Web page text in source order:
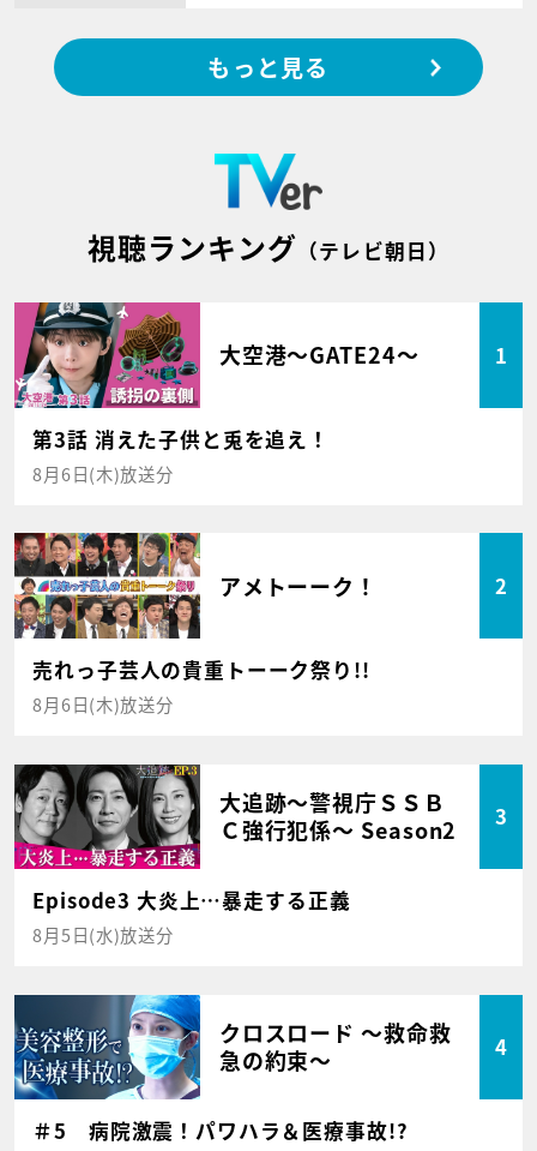
もっと見る
視聴ランキング （テレビ朝日）
大空港～GATE24～ 1
第3話 消えた子供と兎を追え！
8月6日(木)放送分
アメトーーク！ 2
売れっ子芸人の貴重トーーク祭り!!
8月6日(木)放送分
大追跡～警視庁ＳＳＢ
Ｃ強行犯係～ Season2
3
Episode3 大炎上…暴走する正義
8月5日(水)放送分
クロスロード ～救命救
急の約束～
4
＃5 病院激震！パワハラ＆医療事故!?